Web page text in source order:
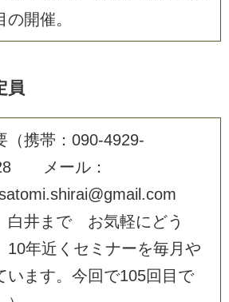
の開催。
員
（携帯：090-4929-
メール：
井まで お気軽にどう
10年近くセミナーを毎月や
います。今回で105回目で